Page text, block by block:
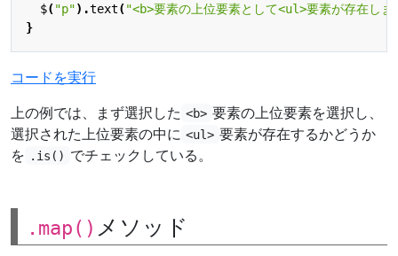
$("p").text("<b>要素の上位要素として<ul>要素が存在し
}
コードを実行
上の例では、まず選択した <b> 要素の上位要素を選択し、
選択された上位要素の中に <ul> 要素が存在するかどうか
を .is() でチェックしている。
.map() メソッド